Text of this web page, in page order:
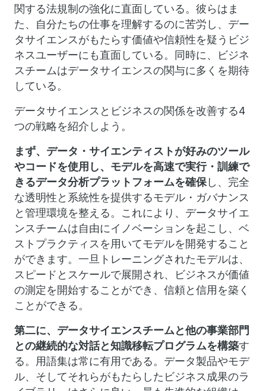
関する法規制の強化に直面している。彼らはま
た、自分たちの仕事を理解するのに苦労し、デー
タサイエンスがもたらす価値や信頼性を疑うビジ
ネスユーザーにも直面している。同時に、ビジネ
スチームはデータサイエンスの関与に多くを期待
している。
データサイエンスとビジネスの関係を改善する4
つの戦略を紹介しよう。
まず、データ・サイエンティストが好みのツール
やコードを使用し、モデルを高速で実行・訓練で
きるデータ分析プラットフォームを確保し、完全
な透明性と系統性を提供するモデル・ガバナンス
と管理環境を整える。これにより、データサイエ
ンスチームは自由にイノベーションを起こし、ベ
ストプラクティスを用いてモデルを開発すること
ができます。一旦トレーニングされたモデルは、
スピードとスケールで展開され、ビジネスが価値
の測定を開始することができ、信頼と信用を築く
ことができる。
第二に、データサイエンスチームと他の事業部門
との継続的な対話と知識移転プログラムを構築す
る。用語集は常に有用である。データ製品やモデ
ル、そしてそれらがもたらしたビジネス成果のラ